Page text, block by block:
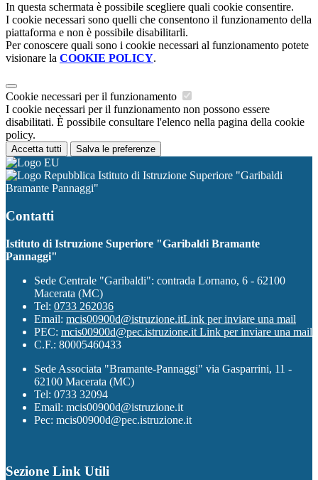
In questa schermata è possibile scegliere quali cookie consentire.
I cookie necessari sono quelli che consentono il funzionamento della
piattaforma e non è possibile disabilitarli.
Per conoscere quali sono i cookie necessari al funzionamento potete
visionare la COOKIE POLICY.
Cookie necessari per il funzionamento
I cookie necessari per il funzionamento non possono essere
disabilitati. È possibile consultare l'elenco nella pagina della cookie
policy.
Accetta tutti Salva le preferenze
Istituto di Istruzione Superiore "Garibaldi
Bramante Pannaggi"
Contatti
Istituto di Istruzione Superiore "Garibaldi Bramante
Pannaggi"
Sede Centrale "Garibaldi": contrada Lornano, 6 - 62100
Macerata (MC)
Tel: 0733 262036
Email: mcis00900d@istruzione.itLink per inviare una mail
PEC: mcis00900d@pec.istruzione.it Link per inviare una mail
C.F.: 80005460433
Sede Associata "Bramante-Pannaggi" via Gasparrini, 11 -
62100 Macerata (MC)
Tel: 0733 32094
Email: mcis00900d@istruzione.it
Pec: mcis00900d@pec.istruzione.it
Sezione Link Utili